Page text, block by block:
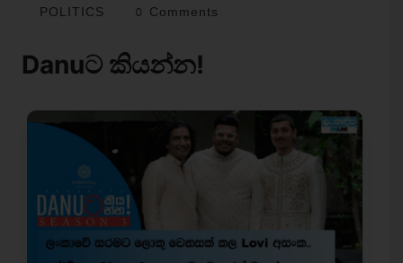
POLITICS 0 Comments